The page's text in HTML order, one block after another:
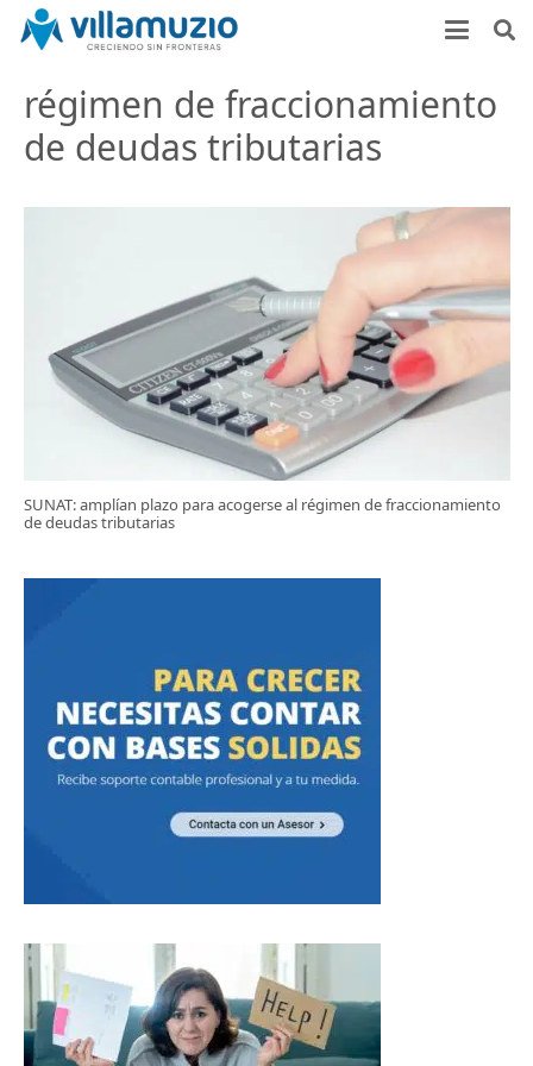
régimen de fraccionamiento
de deudas tributarias
SUNAT: amplían plazo para acogerse al régimen de fraccionamiento
de deudas tributarias